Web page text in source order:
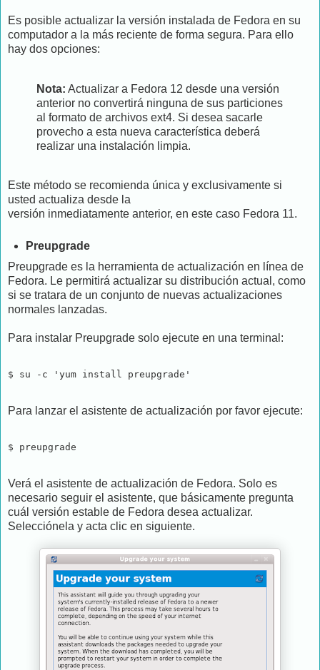
Es posible actualizar la versión instalada de Fedora en su
computador a la más reciente de forma segura. Para ello
hay dos opciones:
Nota: Actualizar a Fedora 12 desde una versión
anterior no convertirá ninguna de sus particiones
al formato de archivos ext4. Si desea sacarle
provecho a esta nueva característica deberá
realizar una instalación limpia.
Este método se recomienda única y exclusivamente si
usted actualiza desde la
versión inmediatamente anterior, en este caso Fedora 11.
Preupgrade
Preupgrade es la herramienta de actualización en línea de
Fedora. Le permitirá actualizar su distribución actual, como
si se tratara de un conjunto de nuevas actualizaciones
normales lanzadas.
Para instalar Preupgrade solo ejecute en una terminal:
$ su -c 'yum install preupgrade'
Para lanzar el asistente de actualización por favor ejecute:
$ preupgrade
Verá el asistente de actualización de Fedora. Solo es
necesario seguir el asistente, que básicamente pregunta
cuál versión estable de Fedora desea actualizar.
Selecciónela y acta clic en siguiente.